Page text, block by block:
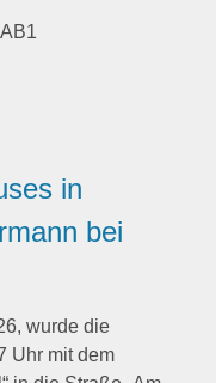
in
bei
wurde die
Uhr mit dem